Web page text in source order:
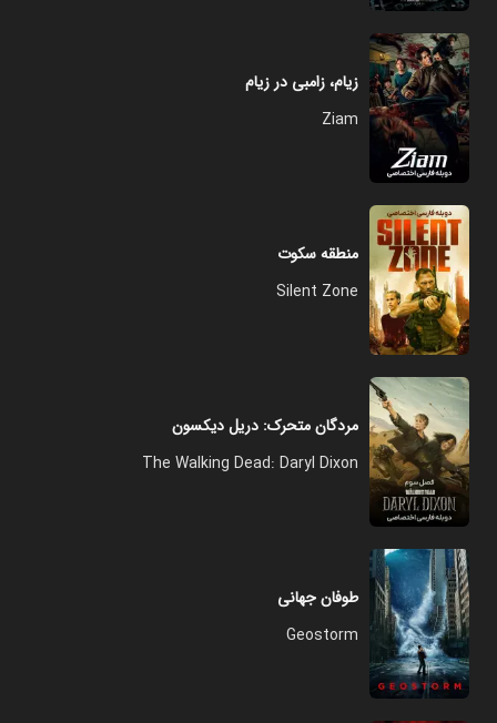
زیام، زامبی در زیام
Ziam
منطقه سکوت
Silent Zone
مردگان متحرک: دریل دیکسون
The Walking Dead: Daryl Dixon
طوفان جهانی
Geostorm